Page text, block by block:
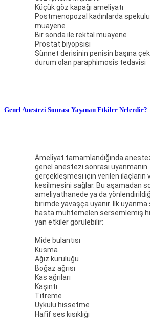
Küçük göz kapağı ameliyatı
Postmenopozal kadınlarda
muayene
Bir sonda ile rektal muayene
Prostat biyopsisi
Sünnet derisinin penisin başına
durum olan paraphimosis tedavisi
Genel Anestezi Sonrası Yaşanan Etkiler Nelerdir?
Ameliyat tamamlandığında
genel anestezi sonrası uyanmanın
gerçekleşmesi için verilen ilaçların
kesilmesini sağlar. Bu aşamadan
ameliyathanede ya da
birimde yavaşça uyanır. İlk
hasta muhtemelen sersemlemiş
yan etkiler görülebilir:
Mide bulantısı
Kusma
Ağız kuruluğu
Boğaz ağrısı
Kas ağrıları
Kaşıntı
Titreme
Uykulu hissetme
Hafif ses kısıklığı